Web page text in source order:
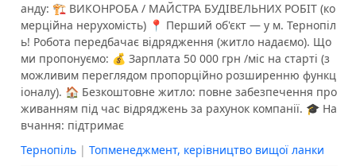
анду: 🏗 ВИКОНРОБА / МАЙСТРА БУДІВЕЛЬНИХ РОБІТ (ко
мерційна нерухомість) 📍 Перший об'єкт — у м. Тернопіл
ь! Робота передбачає відрядження (житло надаємо). Що
ми пропонуємо: 💰 Зарплата 50 000 грн /міс на старті (з
можливим переглядом пропорційно розширенню функц
іоналу). 🏠 Безкоштовне житло: повне забезпечення про
живанням під час відряджень за рахунок компанії. 🎓 На
вчання: підтримає
Тернопіль | Топменеджмент, керівництво вищої ланки